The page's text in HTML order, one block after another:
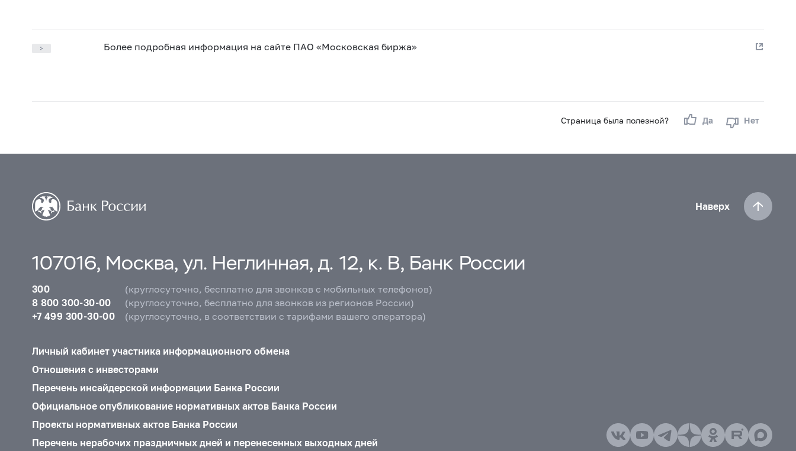
Более подробная информация на сайте ПАО «Московская биржа»
Страница была полезной? Да Нет
Наверх
107016, Москва, ул. Неглинная, д. 12, к. В, Банк России
300
(круглосуточно, бесплатно для звонков с мобильных телефонов)
8 800 300-30-00
(круглосуточно, бесплатно для звонков из регионов России)
+7 499 300-30-00
(круглосуточно, в соответствии с тарифами вашего оператора)
Личный кабинет участника информационного обмена
Отношения с инвесторами
Перечень инсайдерской информации Банка России
Официальное опубликование нормативных актов Банка России
Проекты нормативных актов Банка России
Перечень нерабочих праздничных дней и перенесенных выходных дней